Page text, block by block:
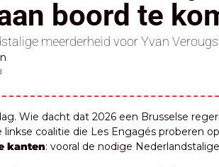
boord te
meerderheid voor Yvan
Wie dacht dat 2026 een Brusselse
linkse coalitie die Les Engagés proberen
kanten: vooral de nodige